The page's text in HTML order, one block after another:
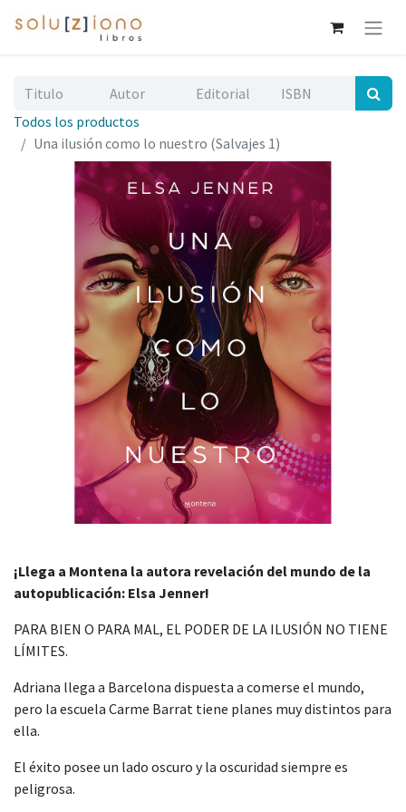
Todos los productos
Una ilusión como lo nuestro (Salvajes 1)
¡Llega a Montena la autora revelación del mundo de la
autopublicación: Elsa Jenner!
PARA BIEN O PARA MAL, EL PODER DE LA ILUSIÓN NO TIENE
LÍMITES.
Adriana llega a Barcelona dispuesta a comerse el mundo,
pero la escuela Carme Barrat tiene planes muy distintos para
ella.
El éxito posee un lado oscuro y la oscuridad siempre es
peligrosa.